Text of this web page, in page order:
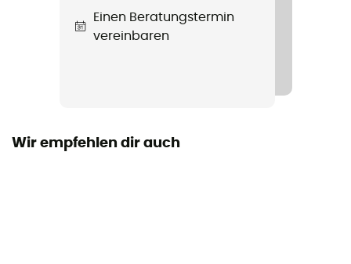
Einen Beratungstermin
vereinbaren
Wir empfehlen dir auch